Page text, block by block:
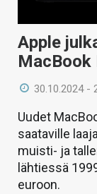
Apple
30.10.2024 -
Uudet
saataville
muisti- ja
lähtiessä
euroon.